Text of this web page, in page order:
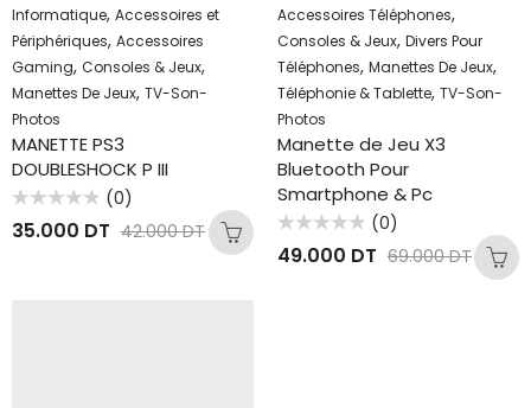
Informatique, Accessoires et
Périphériques, Accessoires
Gaming, Consoles & Jeux,
Manettes De Jeux, TV-Son-
Photos
MANETTE PS3
DOUBLESHOCK P III
0
(0)
35.000 DT 42.000DT
Accessoires Téléphones,
Consoles & Jeux, Divers Pour
Téléphones, Manettes De Jeux,
Téléphonie & Tablette, TV-Son-
Photos
Manette de Jeu X3
Bluetooth Pour
Smartphone & Pc
0
(0)
49.000 DT 69.000DT